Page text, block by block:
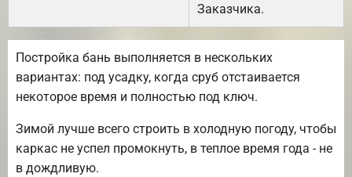
Заказчика.
Постройка бань выполняется в нескольких
вариантах: под усадку, когда сруб отстаивается
некоторое время и полностью под ключ.
Зимой лучше всего строить в холодную погоду, чтобы
каркас не успел промокнуть, в теплое время года - не
в дождливую.